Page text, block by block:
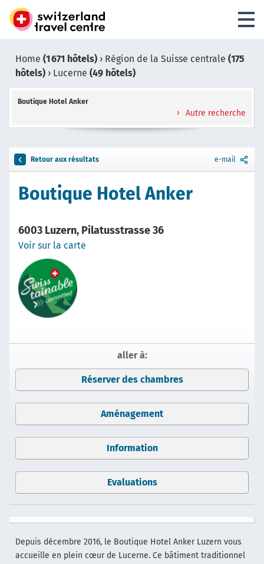
Home (1 671 hôtels) › Région de la Suisse centrale (175
hôtels) › Lucerne (49 hôtels)
Boutique Hotel Anker
Autre recherche
Retour aux résultats e-mail
Boutique Hotel Anker
6003 Luzern, Pilatusstrasse 36
Voir sur la carte
aller à:
Réserver des chambres
Aménagement
Information
Evaluations
Depuis décembre 2016, le Boutique Hotel Anker Luzern vous
accueille en plein cœur de Lucerne. Ce bâtiment traditionnel